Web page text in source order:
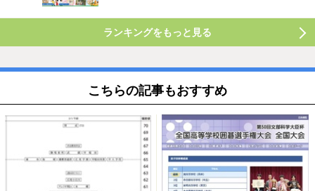
ランキングをもっと見る
こちらの記事もおすすめ